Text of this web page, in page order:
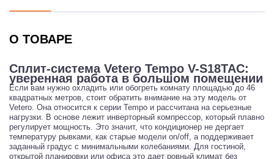
О ТОВАРЕ
Сплит-система Vetero Tempo V-S18TAC:
уверенная работа в большом помещении
Если вам нужно охладить или обогреть комнату площадью до 46
квадратных метров, стоит обратить внимание на эту модель от
Vetero. Она относится к серии Tempo и рассчитана на серьезные
нагрузки. В основе лежит инверторный компрессор, который плавно
регулирует мощность. Это значит, что кондиционер не дергает
температуру рывками, как старые модели on/off, а поддерживает
заданный градус с минимальными колебаниями. Для гостиной,
открытой планировки или офиса это дает ровный климат без